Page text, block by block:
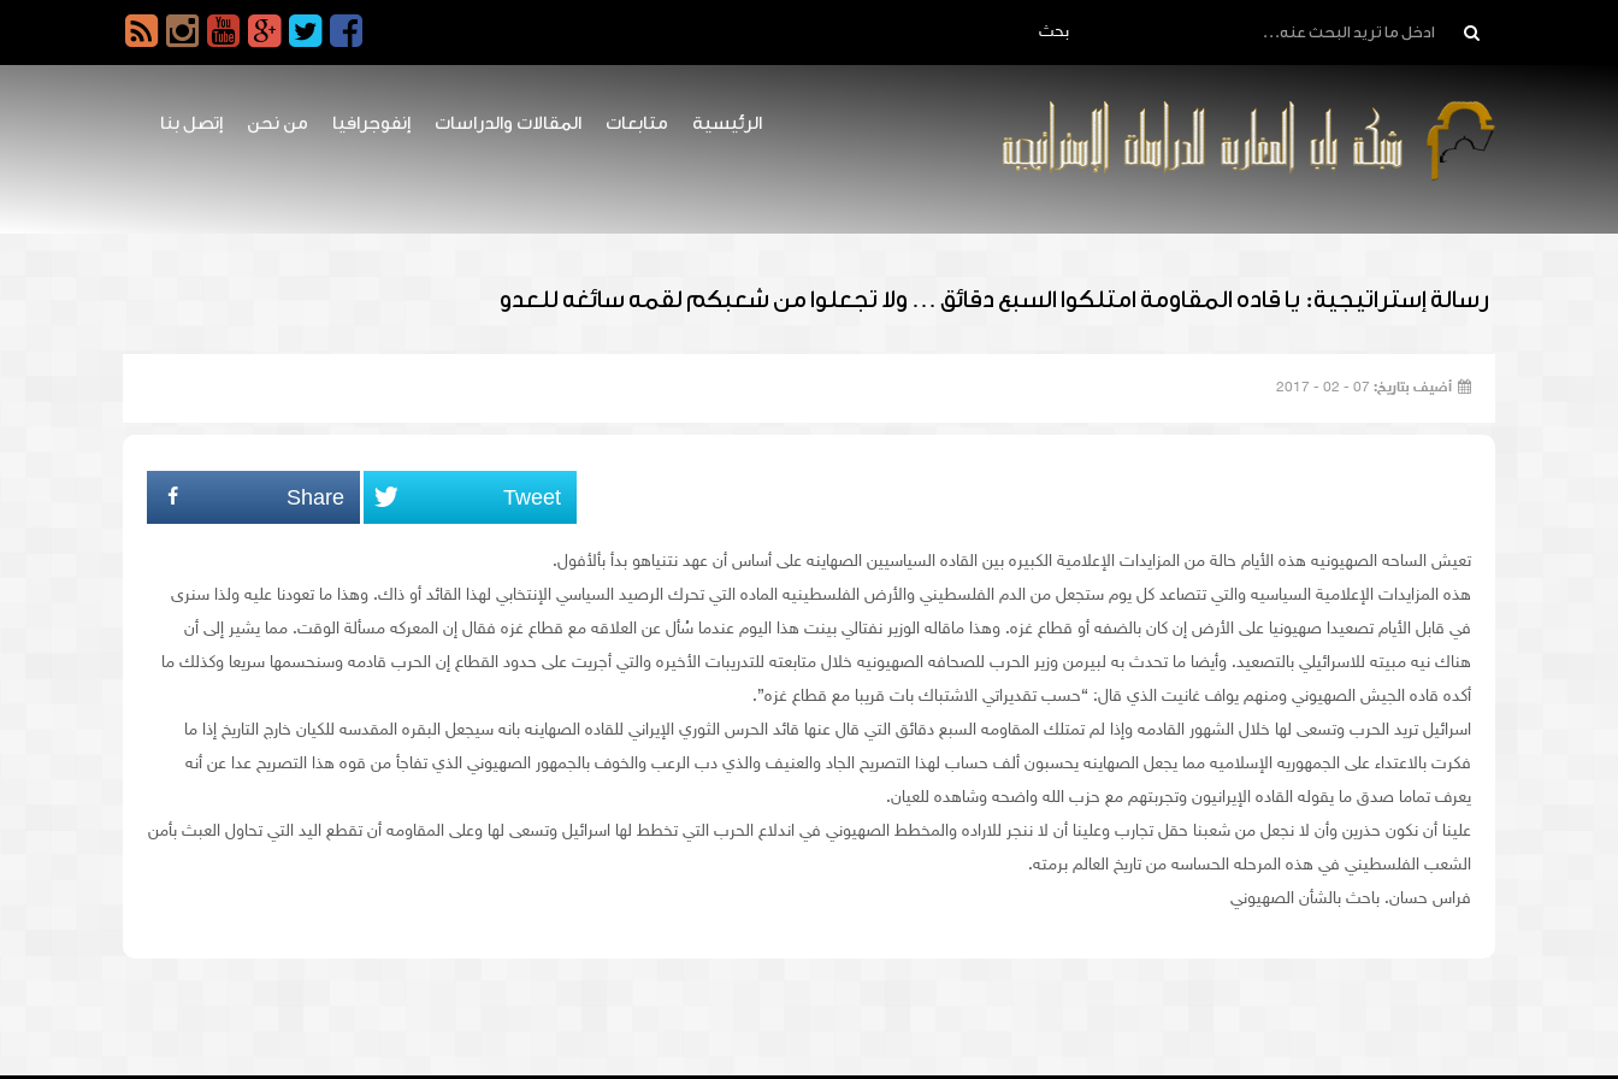
بحث
الرئيسية متابعات المقالات والدراسات إنفوجرافيا من نحن إتصل بنا
رسالة إستراتيجية: يا قاده المقاومة امتلكوا السبع دقائق … ولا تجعلوا من شعبكم لقمه سائغه للعدو
أضيف بتاريخ:
Share Tweet
تعيش الساحه الصهيونيه هذه الأيام حالة من المزايدات الإعلامية الكبيره بين القاده السياسيين الصهاينه على أساس أن عهد نتنياهو بدأ بألأفول.
هذه المزايدات الإعلامية السياسيه والتي تتصاعد كل يوم ستجعل من الدم الفلسطيني والأرض الفلسطينيه الماده التي تحرك الرصيد السياسي الإنتخابي لهذا القائد أو ذاك. وهذا ما تعودنا عليه ولذا سنرى
في قابل الأيام تصعيدا صهيونيا على الأرض إن كان بالضفه أو قطاع غزه. وهذا ماقاله الوزير نفتالي بينت هذا اليوم عندما سُأل عن العلاقه مع قطاع غزه فقال إن المعركه مسألة الوقت. مما يشير إلى أن
هناك نيه مبيته للاسرائيلي بالتصعيد. وأيضا ما تحدث به لبيرمن وزير الحرب للصحافه الصهيونيه خلال متابعته للتدريبات الأخيره والتي أجريت على حدود القطاع إن الحرب قادمه وسنحسمها سريعا وكذلك ما
أكده قاده الجيش الصهيوني ومنهم يواف غانيت الذي قال: “حسب تقديراتي الاشتباك بات قريبا مع قطاع غزه”.
اسرائيل تريد الحرب وتسعى لها خلال الشهور القادمه وإذا لم تمتلك المقاومه السبع دقائق التي قال عنها قائد الحرس الثوري الإيراني للقاده الصهاينه بانه سيجعل البقره المقدسه للكيان خارج التاريخ إذا ما
فكرت بالاعتداء على الجمهوريه الإسلاميه مما يجعل الصهاينه يحسبون ألف حساب لهذا التصريح الجاد والعنيف والذي دب الرعب والخوف بالجمهور الصهيوني الذي تفاجأ من قوه هذا التصريح عدا عن أنه
يعرف تماما صدق ما يقوله القاده الإيرانيون وتجربتهم مع حزب الله واضحه وشاهده للعيان.
علينا أن نكون حذرين وأن لا نجعل من شعبنا حقل تجارب وعلينا أن لا ننجر للاراده والمخطط الصهيوني في اندلاع الحرب التي تخطط لها اسرائيل وتسعى لها وعلى المقاومه أن تقطع اليد التي تحاول العبث بأمن
الشعب الفلسطيني في هذه المرحله الحساسه من تاريخ العالم برمته.
فراس حسان. باحث بالشأن الصهيوني